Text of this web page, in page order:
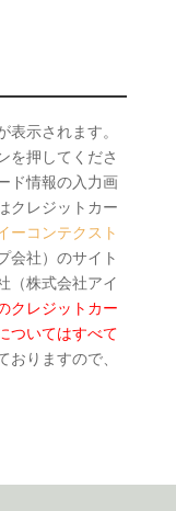
表示されます。
を押してくださ
ド情報の入力画
クレジットカー
ーコンテクスト
会社）のサイト
（株式会社アイ
クレジットカー
ついてはすべて
おりますので、